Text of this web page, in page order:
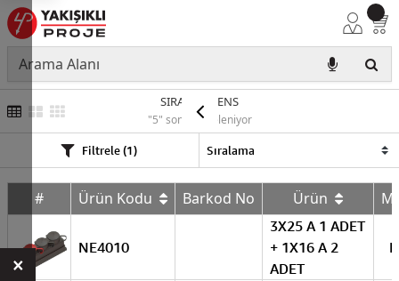
SIRA KLEMENS
"5" sonuç listeleniyor
Filtrele (1)
# Ürün Kodu Barkod No Ürün
NE4010
3X25 A 1 ADET
+ 1X16 A 2
ADET
×